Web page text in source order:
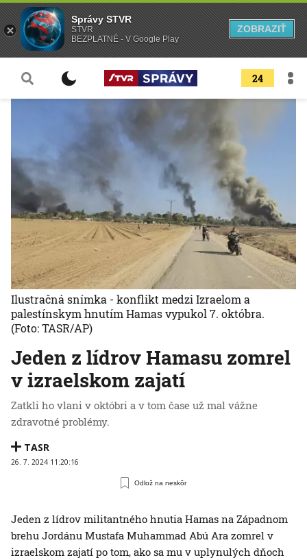
24
Jeden z lídrov Hamasu zomrel
v izraelskom zajatí
Zatkli ho vlani v októbri a v tom čase už mal vážne
zdravotné problémy.
TASR
26. 7. 2024 11:20:16
Odlož na neskôr
Ilustračná snímka - konflikt medzi Izraelom a
palestínskym hnutím Hamas vypukol 7. októbra.
(Foto: TASR/AP)
Jeden z lídrov militantného hnutia Hamas na Západnom
brehu Jordánu Mustafa Muhammad Abú Ara zomrel v
izraelskom zajatí po tom, ako sa mu v uplynulých dňoch
Správy STVR
STVR
BEZPLATNÉ - V Google Play
ZOBRAZIŤ